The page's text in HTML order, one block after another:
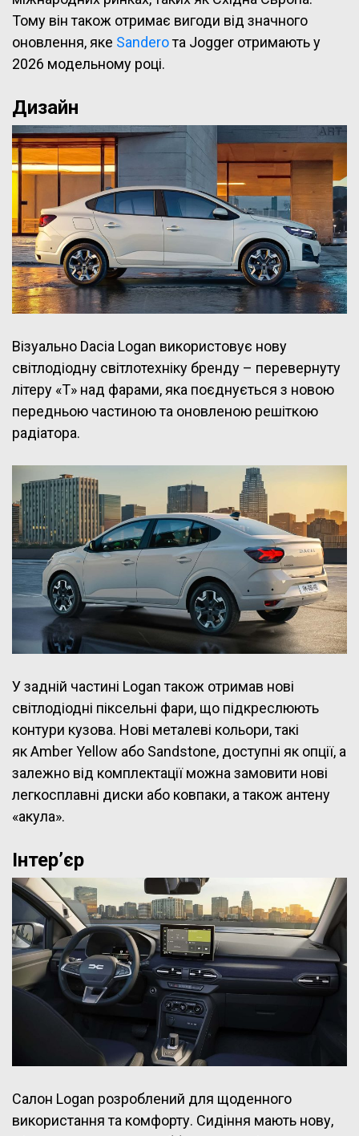
Тому він також отримає вигоди від значного
оновлення, яке Sanderoта Jogger отримають у
2026 модельному році.
Дизайн
Візуально Dacia Logan використовує нову
світлодіодну світлотехніку бренду – перевернуту
літеру «Т» над фарами, яка поєднується з новою
передньою частиною та оновленою решіткою
радіатора.
У задній частині Logan також отримав нові
світлодіодні піксельні фари, що підкреслюють
контури кузова. Нові металеві кольори, такі
як Amber Yellow або Sandstone, доступні як опції, а
залежно від комплектації можна замовити нові
легкосплавні диски або ковпаки, а також антену
«акула».
Інтер’єр
Салон Logan розроблений для щоденного
використання та комфорту. Сидіння мають нову,